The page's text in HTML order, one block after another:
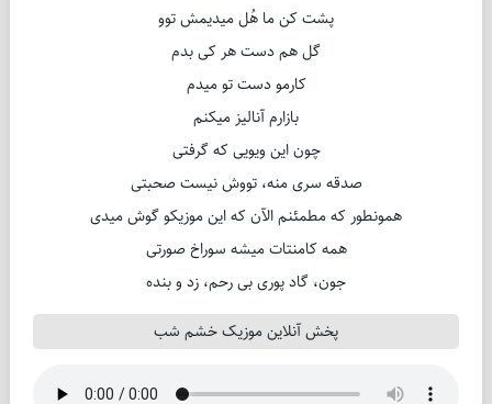
پشت کن ما هُل میدیمش توو
گل هم دست هر کی بدم
کارمو دست تو میدم
بازارم آنالیز میکنم
چون این ویویی که گرفتی
صدقه سری منه، تووش نیست صحبتی
همونطور که مطمئنم الآن که این موزیکو گوش میدی
همه کامنتات میشه سوراخ صورتی
جون، گاد پوری بی رحم، زد و بنده
پخش آنلاین موزیک خشم شب